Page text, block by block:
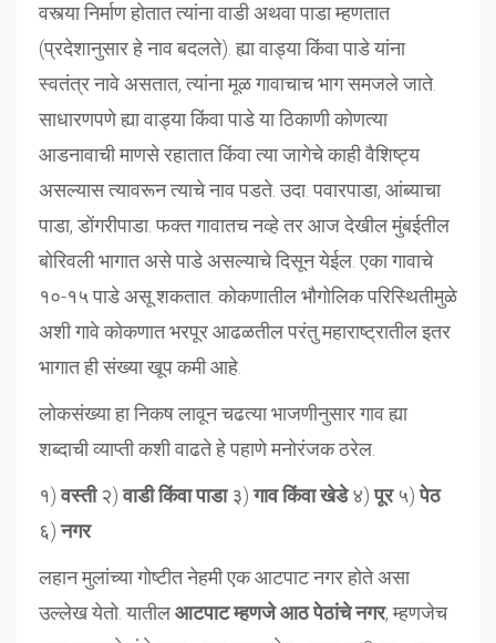
वस्त्या निर्माण होतात त्यांना वाडी अथवा पाडा म्हणतात
(प्रदेशानुसार हे नाव बदलते). ह्या वाड्या किंवा पाडे यांना
स्वतंत्र नावे असतात, त्यांना मूळ गावाचाच भाग समजले जाते.
साधारणपणे ह्या वाड्या किंवा पाडे या ठिकाणी कोणत्या
आडनावाची माणसे रहातात किंवा त्या जागेचे काही वैशिष्ट्य
असल्यास त्यावरून त्याचे नाव पडते. उदा. पवारपाडा, आंब्याचा
पाडा, डोंगरीपाडा. फक्त गावातच नव्हे तर आज देखील मुंबईतील
बोरिवली भागात असे पाडे असल्याचे दिसून येईल. एका गावाचे
१०-१५ पाडे असू शकतात. कोकणातील भौगोलिक परिस्थितीमुळे
अशी गावे कोकणात भरपूर आढळतील परंतु महाराष्ट्रातील इतर
भागात ही संख्या खूप कमी आहे.
लोकसंख्या हा निकष लावून चढत्या भाजणीनुसार गाव ह्या
शब्दाची व्याप्ती कशी वाढते हे पहाणे मनोरंजक ठरेल.
१)वस्ती२)वाडी किंवा पाडा३)गाव किंवा खेडे४)पूर५)पेठ
६)नगर
लहान मुलांच्या गोष्टीत नेहमी एक आटपाट नगर होते असा
उल्लेख येतो. यातीलआटपाट म्हणजे आठ पेठांचे नगर, म्हणजेच